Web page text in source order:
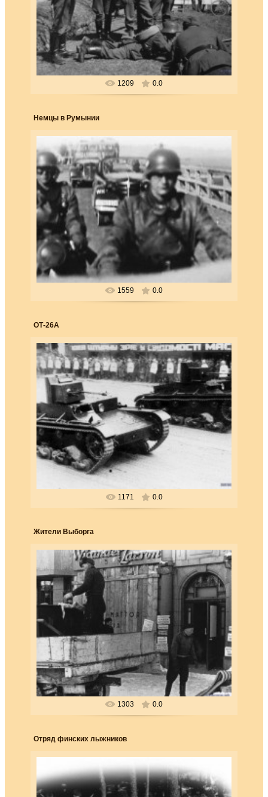
Немецкие «консультанты» инструктируют румынских
военных. Вторжение Италии в Грецию
в октябре послужило для Гит...
Forester
1209 0.0
Немцы в Румынии
25.03.2018
Части, направленные в Румынию в ходе германской
военной миссии под предлогом организации и обучения
румынских вооруже...
Forester
1559 0.0
ОТ-26А
25.03.2018
Пока весь мир наблюдал за событиями
во Франции, Советский Союз
укреплял свою власть в Польше.
Forester
1171 0.0
Жители Выборга
25.03.2018
Напуганные пропагандой финские жители готовы скорее
покинуть Выборг, чем жить
при большевистском режиме
Forester
1303 0.0
Отряд финских лыжников